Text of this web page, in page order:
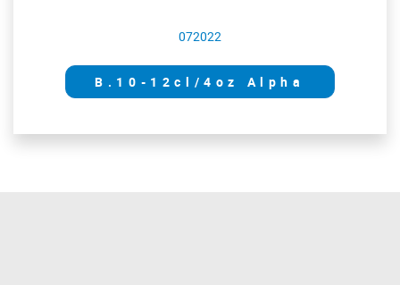
072022
B.10-12cl/4oz Alpha